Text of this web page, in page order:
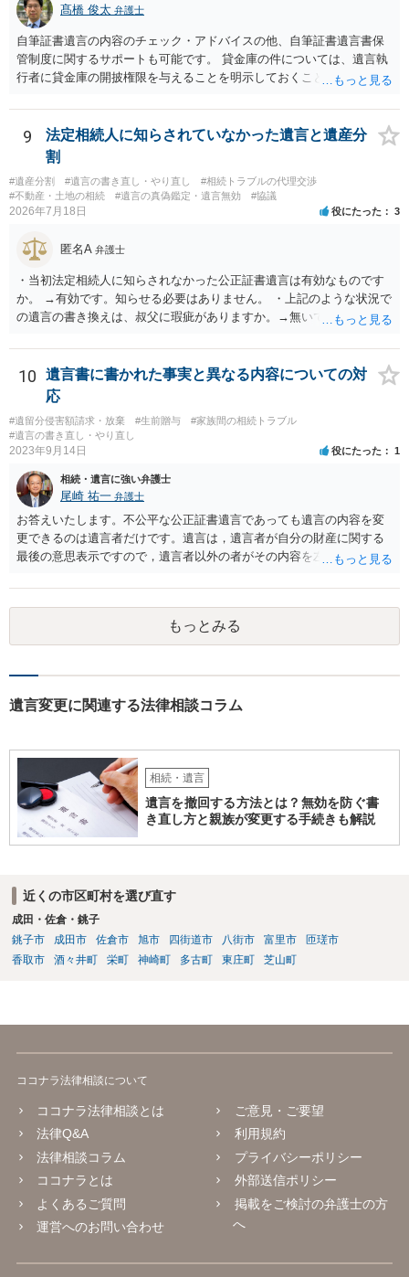
髙橋 俊太 弁護士
自筆証書遺言の内容のチェック・アドバイスの他、自筆証書遺言書保
管制度に関するサポートも可能です。 貸金庫の件については、遺言執
行者に貸金庫の開披権限を与えることを明示しておくことでクリアで
9
法定相続人に知らされていなかった遺言と遺産分
割
#遺産分割 #遺言の書き直し・やり直し
#相続トラブルの代理交渉
#不動産・土地の相続
#遺言の真偽鑑定・遺言無効 #協議
2026年7月18日 役にたった 3
匿名A 弁護士
・当初法定相続人に知らされなかった公正証書遺言は有効なものです
か。 →有効です。知らせる必要はありません。 ・上記のような状況で
の遺言の書き換えは、叔父に瑕疵がありますか。→無いです。 ・分割
ますか。 →本人が自由に決められますので、どこが妥当とは言えない
です。客観的な基準もありません。 ・できれば穏やかに、分割を拒否
することはできますか。 →分割を拒否するということは、遺産はいら
ないということでしょうか。遺言で、受取を指定されててもいらない
と拒否することはできます。理由を説明する必要はありません。
10
遺言書に書かれた事実と異なる内容についての対
応
#遺留分侵害額請求・放棄 #生前贈与
#家族間の相続トラブル
#遺言の書き直し・やり直し
2023年9月14日 役にたった 1
相続・遺言に強い弁護士
尾崎 祐一 弁護士
お答えいたします。不公平な公正証書遺言であっても遺言の内容を変
更できるのは遺言者だけです。遺言は，遺言者が自分の財産に関する
最後の意思表示ですので，遺言者以外の者がその内容を左右させるこ
とはできないのです。
もっとみる
遺言変更に関連する法律相談コラム
相続・遺言
遺言を撤回する方法とは？無効を防ぐ書
き直し方と親族が変更する手続きも解説
近くの市区町村を選び直す
成田・佐倉・銚子
銚子市
成田市 佐倉市 旭市 四街道市 八街市 富里市
匝瑳市
香取市
酒々井町 栄町 神崎町 多古町 東庄町 芝山町
ココナラ法律相談について
ココナラ法律相談とは
法律Q&A
法律相談コラム
ココナラとは
よくあるご質問
運営へのお問い合わせ
ご意見・ご要望
利用規約
プライバシーポリシー
外部送信ポリシー
掲載をご検討の弁護士の方
へ